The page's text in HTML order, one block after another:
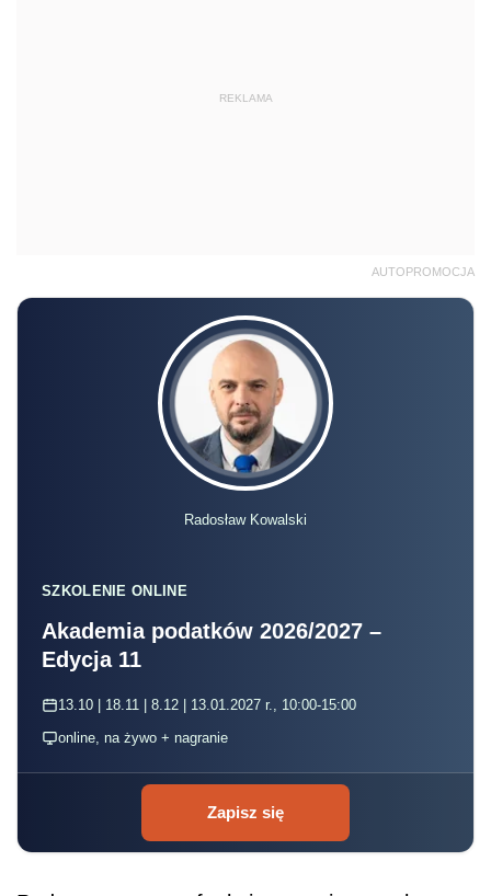
REKLAMA
AUTOPROMOCJA
Radosław Kowalski
SZKOLENIE ONLINE
Akademia podatków 2026/2027 –
Edycja 11
13.10 | 18.11 | 8.12 | 13.01.2027 r., 10:00-15:00
online, na żywo + nagranie
Zapisz się